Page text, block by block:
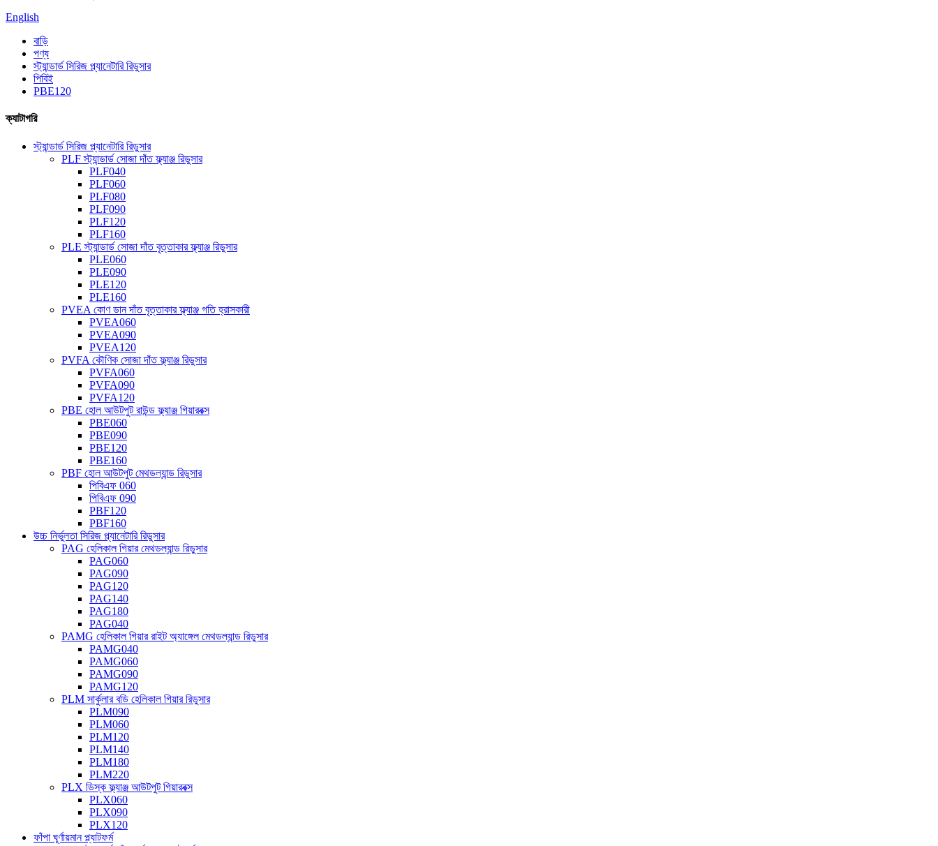
English
বাড়ি
পণ্য
স্ট্যান্ডার্ড সিরিজ প্ল্যানেটারি রিডুসার
পিবিই
PBE120
ক্যাটাগরি
স্ট্যান্ডার্ড সিরিজ প্ল্যানেটারি রিডুসার
PLF স্ট্যান্ডার্ড সোজা দাঁত ফ্ল্যাঞ্জ রিডুসার
PLF040
PLF060
PLF080
PLF090
PLF120
PLF160
PLE স্ট্যান্ডার্ড সোজা দাঁত বৃত্তাকার ফ্ল্যাঞ্জ রিডুসার
PLE060
PLE090
PLE120
PLE160
PVEA কোণ ডান দাঁত বৃত্তাকার ফ্ল্যাঞ্জ গতি হ্রাসকারী
PVEA060
PVEA090
PVEA120
PVFA কৌণিক সোজা দাঁত ফ্ল্যাঞ্জ রিডুসার
PVFA060
PVFA090
PVFA120
PBE হোল আউটপুট রাউন্ড ফ্ল্যাঞ্জ গিয়ারবক্স
PBE060
PBE090
PBE120
PBE160
PBF হোল আউটপুট মেথডল্যান্ড রিডুসার
পিবিএফ 060
পিবিএফ 090
PBF120
PBF160
উচ্চ নির্ভুলতা সিরিজ প্ল্যানেটারি রিডুসার
PAG হেলিকাল গিয়ার মেথডল্যান্ড রিডুসার
PAG060
PAG090
PAG120
PAG140
PAG180
PAG040
PAMG হেলিকাল গিয়ার রাইট অ্যাঙ্গেল মেথডল্যান্ড রিডুসার
PAMG040
PAMG060
PAMG090
PAMG120
PLM সার্কুলার বডি হেলিকাল গিয়ার রিডুসার
PLM090
PLM060
PLM120
PLM140
PLM180
PLM220
PLX ডিস্ক ফ্ল্যাঞ্জ আউটপুট গিয়ারবক্স
PLX060
PLX090
PLX120
ফাঁপা ঘূর্ণায়মান প্ল্যাটফর্ম